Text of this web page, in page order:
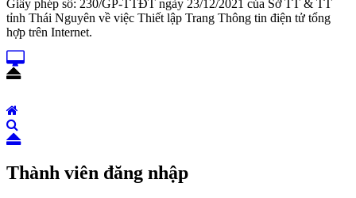
Giấy phép số: 230/GP-TTĐT ngày 23/12/2021 của Sở TT & TT
tỉnh Thái Nguyên về việc Thiết lập Trang Thông tin điện tử tổng
hợp trên Internet.
Thành viên đăng nhập